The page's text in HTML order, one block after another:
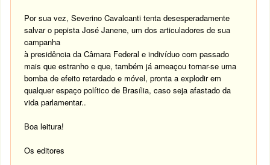
Por sua vez, Severino Cavalcanti tenta desesperadamente
salvar o pepista José Janene, um dos articuladores de sua
campanha
à presidência da Câmara Federal e indivíduo com passado
mais que estranho e que, também já ameaçou tornar-se uma
bomba de efeito retardado e móvel, pronta a explodir em
qualquer espaço político de Brasília, caso seja afastado da
vida parlamentar..
Boa leitura!
Os editores